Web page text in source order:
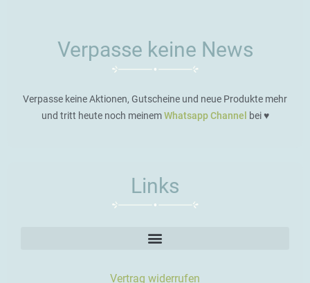
Verpasse keine News
Verpasse keine Aktionen, Gutscheine und neue Produkte mehr
und tritt heute noch meinemWhatsapp Channel bei ♥️
Links
Vertrag widerrufen